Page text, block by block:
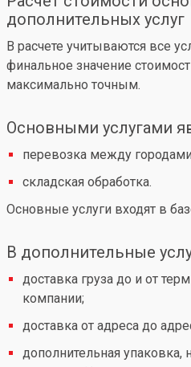
дополнительных услуг
В расчете учитываются все
финальное значение
максимально точным.
Основными услугами
перевозка между
складская обработка.
Основные услуги входят в
В дополнительные
доставка груза до и от
компании;
доставка от адреса до
дополнительная упаковка,